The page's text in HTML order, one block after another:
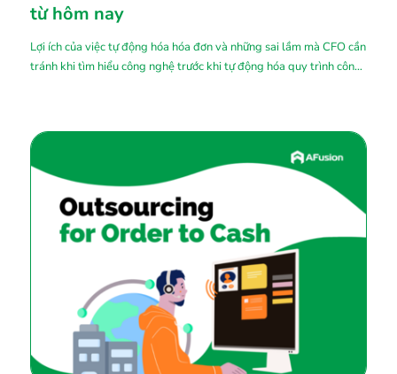
từ hôm nay
Lợi ích của việc tự động hóa hóa đơn và những sai lầm mà CFO cần
tránh khi tìm hiểu công nghệ trước khi tự động hóa quy trình công